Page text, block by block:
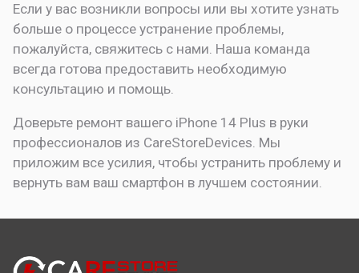
Если у вас возникли вопросы или вы хотите узнать
больше о процессе устранение проблемы,
пожалуйста, свяжитесь с нами. Наша команда
всегда готова предоставить необходимую
консультацию и помощь.
Доверьте ремонт вашего iPhone 14 Plus в руки
профессионалов из CareStoreDevices. Мы
приложим все усилия, чтобы устранить проблему и
вернуть вам ваш смартфон в лучшем состоянии.